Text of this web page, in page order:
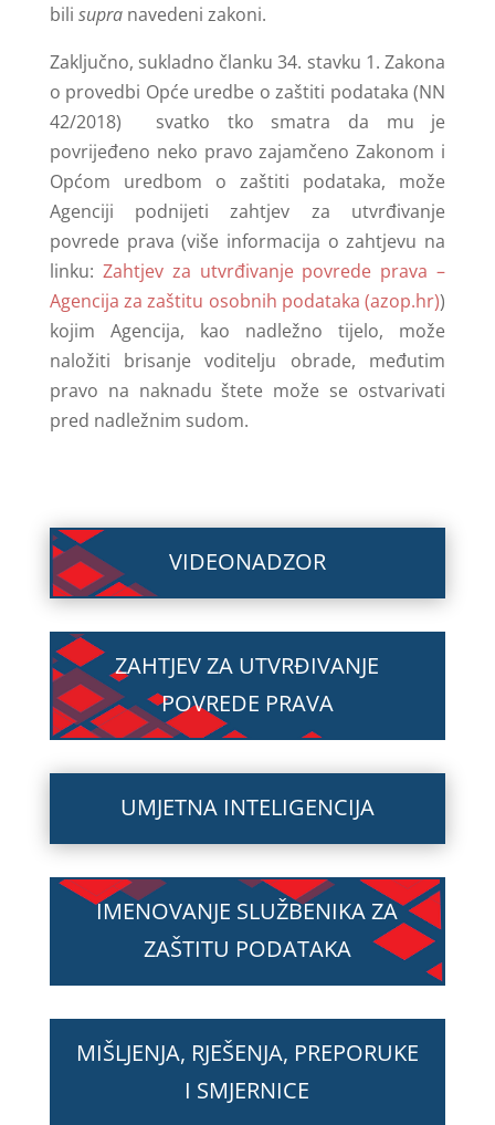
bili supranavedeni zakoni.
Zaključno, sukladno članku 34. stavku 1. Zakona
o provedbi Opće uredbe o zaštiti podataka (NN
42/2018) svatko tko smatra da mu je
povrijeđeno neko pravo zajamčeno Zakonom i
Općom uredbom o zaštiti podataka, može
Agenciji podnijeti zahtjev za utvrđivanje
povrede prava (više informacija o zahtjevu na
linku: Zahtjev za utvrđivanje povrede prava –
Agencija za zaštitu osobnih podataka (azop.hr))
kojim Agencija, kao nadležno tijelo, može
naložiti brisanje voditelju obrade, međutim
pravo na naknadu štete može se ostvarivati
pred nadležnim sudom.
VIDEONADZOR
ZAHTJEV ZA UTVRĐIVANJE
POVREDE PRAVA
UMJETNA INTELIGENCIJA
IMENOVANJE SLUŽBENIKA ZA
ZAŠTITU PODATAKA
MIŠLJENJA, RJEŠENJA, PREPORUKE
I SMJERNICE